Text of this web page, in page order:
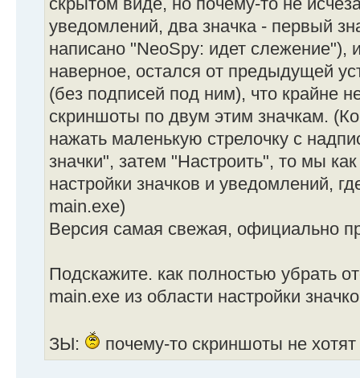
уведомлений, два значка - первый
написано "NeoSpy: идет слежение"),
наверное, остался от предыдущей
(без подписей под ним), что крайне
скриншоты по двум этим значкам.
нажать маленькую стрелочку с
значки", затем "Настроить", то мы
настройки значков и уведомлений,
main.exe)
Версия самая свежая, официально
Подскажите. как полностью убрать
main.exe из области настройки
ЗЫ: почему-то скриншоты не